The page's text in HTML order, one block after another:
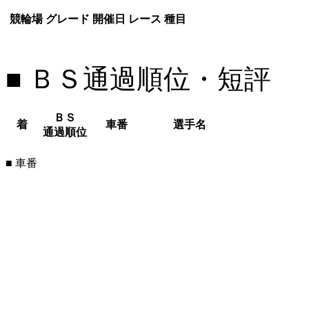
競輪場 グレード 開催日 レース 種目
■ ＢＳ通過順位・短評
着
ＢＳ
通過順位
車番 選手名
■ 車番